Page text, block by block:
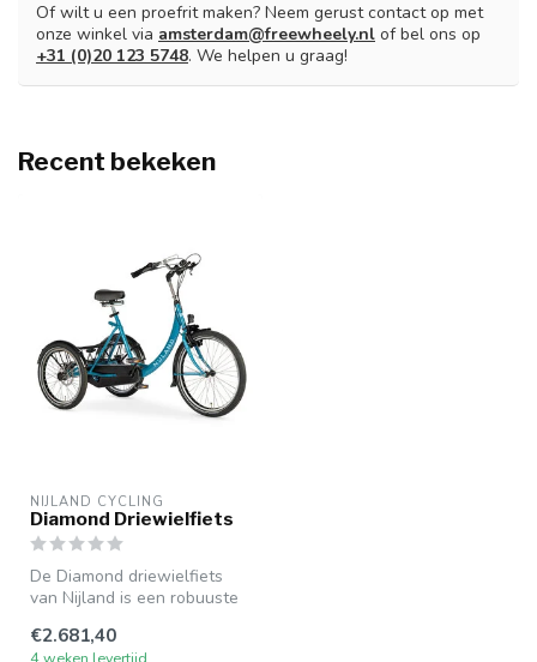
Of wilt u een proefrit maken? Neem gerust contact op met
onze winkel via amsterdam@freewheely.nl of bel ons op
+31 (0)20 123 5748. We helpen u graag!
Recent bekeken
NIJLAND CYCLING
Diamond Driewielfiets
De Diamond driewielfiets
van Nijland is een robuuste
€2.681,40
4 weken levertijd